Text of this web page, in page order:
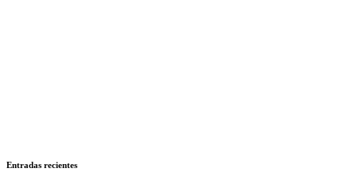
Entradas recientes